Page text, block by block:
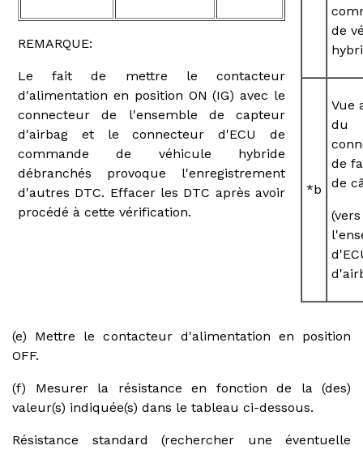
REMARQUE:
Le fait de mettre le contacteur
d'alimentation en position ON (IG) avec le
connecteur de l'ensemble de capteur
d'airbag et le connecteur d'ECU de
commande de véhicule hybride
débranchés provoque l'enregistrement
d'autres DTC. Effacer les DTC après avoir
procédé à cette vérification.
de
*b
Vue
du
de
de
(vers
(e) Mettre le contacteur d'alimentation en position
OFF.
(f) Mesurer la résistance en fonction de la (des)
valeur(s) indiquée(s) dans le tableau ci-dessous.
Résistance standard (rechercher une éventuelle